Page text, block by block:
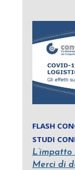
FLASH
STUDI
L’impatto
Merci di